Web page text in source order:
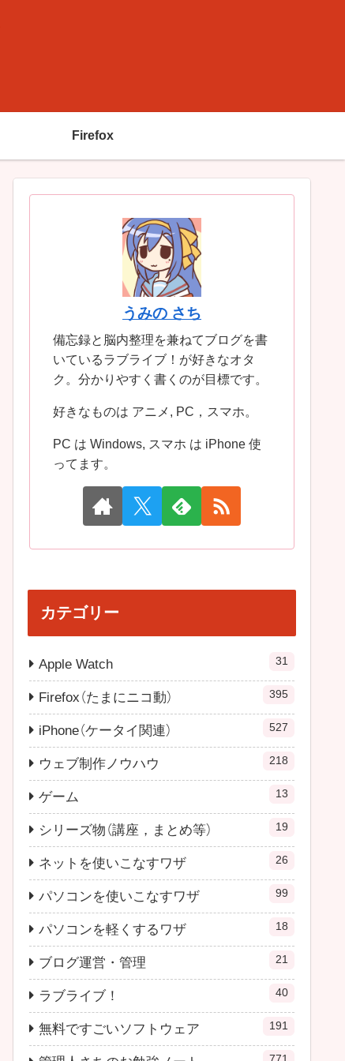
Firefox
うみの さち
備忘録と脳内整理を兼ねてブログを書
いているラブライブ！が好きなオタ
ク。分かりやすく書くのが目標です。
好きなものは アニメ, PC，スマホ。
PC は Windows, スマホ は iPhone 使
ってます。
カテゴリー
Apple Watch 31
Firefox（たまにニコ動） 395
iPhone（ケータイ関連） 527
ウェブ制作ノウハウ 218
ゲーム 13
シリーズ物（講座，まとめ等） 19
ネットを使いこなすワザ 26
パソコンを使いこなすワザ 99
パソコンを軽くするワザ 18
ブログ運営・管理 21
ラブライブ！ 40
無料ですごいソフトウェア 191